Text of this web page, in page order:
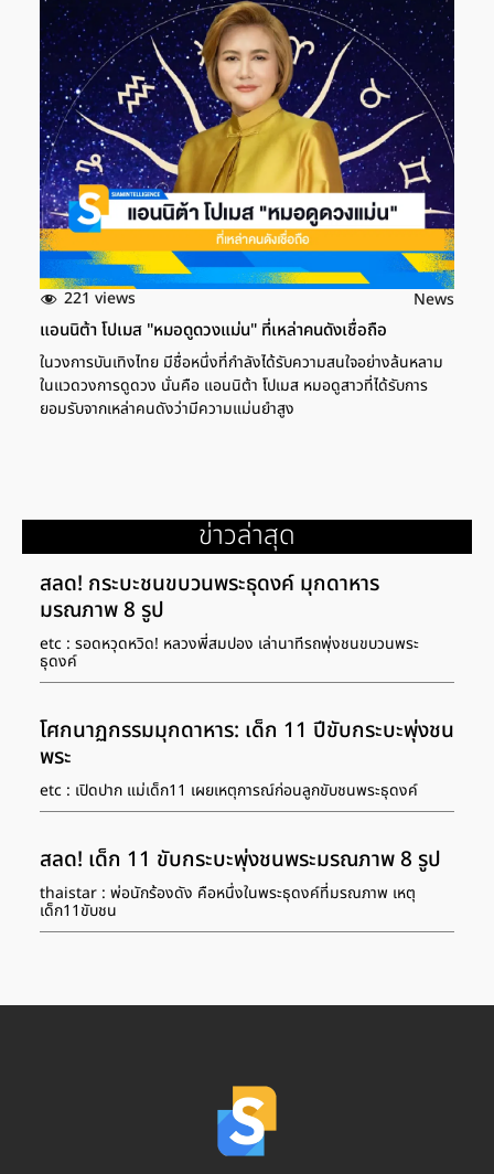
221 views News
แอนนิต้า โปเมส "หมอดูดวงแม่น" ที่เหล่าคนดังเชื่อถือ
ในวงการบันเทิงไทย มีชื่อหนึ่งที่กำลังได้รับความสนใจอย่างล้นหลาม
ในแวดวงการดูดวง นั่นคือ แอนนิต้า โปเมส หมอดูสาวที่ได้รับการ
ยอมรับจากเหล่าคนดังว่ามีความแม่นยำสูง
ข่าวล่าสุด
สลด! กระบะชนขบวนพระธุดงค์ มุกดาหาร
มรณภาพ 8 รูป
etc : รอดหวุดหวิด! หลวงพี่สมปอง เล่านาทีรถพุ่งชนขบวนพระ
ธุดงค์
โศกนาฏกรรมมุกดาหาร: เด็ก 11 ปีขับกระบะพุ่งชน
พระ
etc : เปิดปาก แม่เด็ก11 เผยเหตุการณ์ก่อนลูกขับชนพระธุดงค์
สลด! เด็ก 11 ขับกระบะพุ่งชนพระมรณภาพ 8 รูป
thaistar : พ่อนักร้องดัง คือหนึ่งในพระธุดงค์ที่มรณภาพ เหตุ
เด็ก11ขับชน